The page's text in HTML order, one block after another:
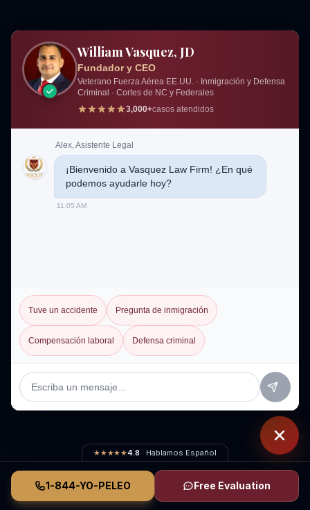
★★★★★4.8 · Hablamos Español
1-844-YO-PELEO Free Evaluation
William Vasquez, JD
Fundador y CEO
Veterano Fuerza Aérea EE.UU. · Inmigración y Defensa
Criminal · Cortes de NC y Federales
3,000+casos atendidos
Alex, Asistente Legal
¡Bienvenido a Vasquez Law Firm! ¿En qué
podemos ayudarle hoy?
11:05 AM
Tuve un accidente Pregunta de inmigración
Compensación laboral Defensa criminal